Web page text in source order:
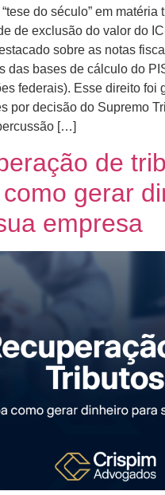
do século” em matéria
de exclusão do valor do
sobre as notas
das bases de cálculo do
federais). Esse direito foi
por decisão do Supremo
[…]
de
gerar
empresa